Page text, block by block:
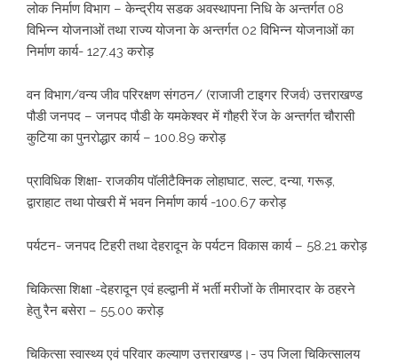
लोक निर्माण विभाग – केन्द्रीय सडक अवस्थापना निधि के अन्तर्गत 08
विभिन्न योजनाओं तथा राज्य योजना के अन्तर्गत 02 विभिन्न योजनाओं का
निर्माण कार्य- 127.43 करोड़
वन विभाग/वन्य जीव परिरक्षण संगठन/ (राजाजी टाइगर रिजर्व) उत्तराखण्ड
पौडी जनपद – जनपद पौडी के यमकेश्वर में गौहरी रेंज के अन्तर्गत चौरासी
कुटिया का पुनरोद्धार कार्य – 100.89 करोड़
प्राविधिक शिक्षा- राजकीय पॉलीटैक्निक लोहाघाट, सल्ट, दन्या, गरूड़,
द्वाराहाट तथा पोखरी में भवन निर्माण कार्य -100.67 करोड़
पर्यटन- जनपद टिहरी तथा देहरादून के पर्यटन विकास कार्य – 58.21 करोड़
चिकित्सा शिक्षा -देहरादून एवं हल्द्वानी में भर्ती मरीजों के तीमारदार के ठहरने
हेतु रैन बसेरा – 55.00 करोड़
चिकित्सा स्वास्थ्य एवं परिवार कल्याण उत्तराखण्ड।- उप जिला चिकित्सालय